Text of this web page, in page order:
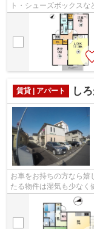
ト・シューズボックス
す。モニターから顔が見
賃貸 | アパート し
お車をお持ちの方なら嬉
たる物件は湿気も少なく
あるので、是非ご利用く